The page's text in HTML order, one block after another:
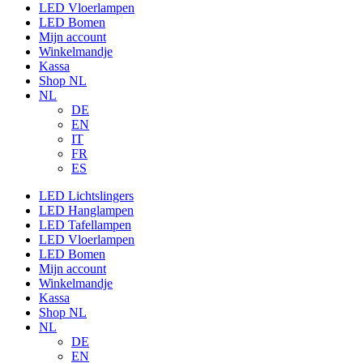
LED Vloerlampen
LED Bomen
Mijn account
Winkelmandje
Kassa
Shop NL
NL
DE
EN
IT
FR
ES
LED Lichtslingers
LED Hanglampen
LED Tafellampen
LED Vloerlampen
LED Bomen
Mijn account
Winkelmandje
Kassa
Shop NL
NL
DE
EN